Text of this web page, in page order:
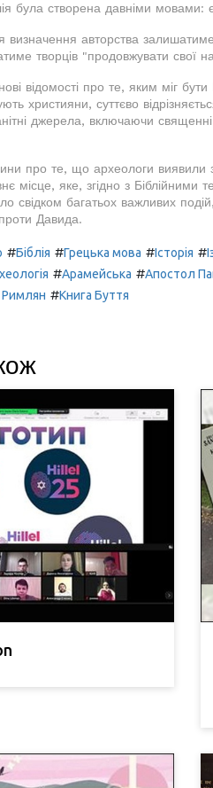
була створена давніми
визначення авторства
творців "продовжувати свої
відомості про те, яким міг
християни, суттєво
джерела, включаючи
про те, що археологи
місце, яке, згідно з Біблійними
свідком багатьох важливих
Давида.
#Біблія #Грецька мова #Історія #
#Арамейська #Апостол
#Книга Буття